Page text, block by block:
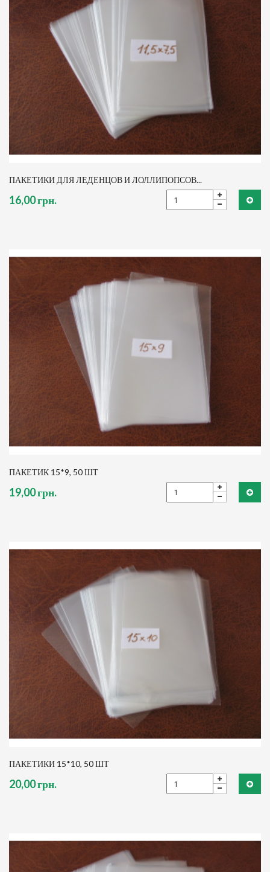
ПАКЕТИКИ ДЛЯ ЛЕДЕНЦОВ И ЛОЛЛИПОПСОВ...
16,00 грн.
ПАКЕТИК 15*9, 50 ШТ
19,00 грн.
ПАКЕТИКИ 15*10, 50 ШТ
20,00 грн.